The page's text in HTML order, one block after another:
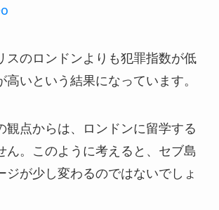
スのロンドンよりも犯罪指数が低
高いという結果になっています。
観点からは、ロンドンに留学する
ん。このように考えると、セブ島
ジが少し変わるのではないでしょ